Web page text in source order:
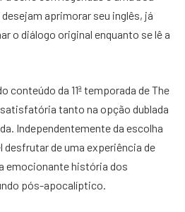
aprimorar seu inglês, já
o diálogo original enquanto se lê a
conteúdo da 11ª temporada de The
tanto na opção dublada
Independentemente da escolha
de uma experiência de
emocionante história dos
pós-apocalíptico.